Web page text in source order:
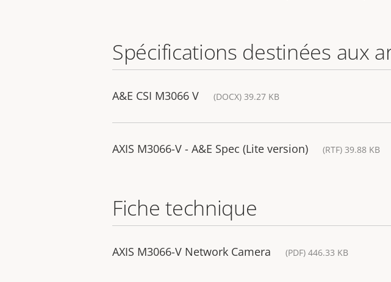
Spécifications destinées aux
A&E CSI M3066 V (DOCX) 39.27 KB
AXIS M3066-V - A&E Spec (Lite version) (RTF) 39.88 KB
Fiche technique
AXIS M3066-V Network Camera (PDF) 446.33 KB